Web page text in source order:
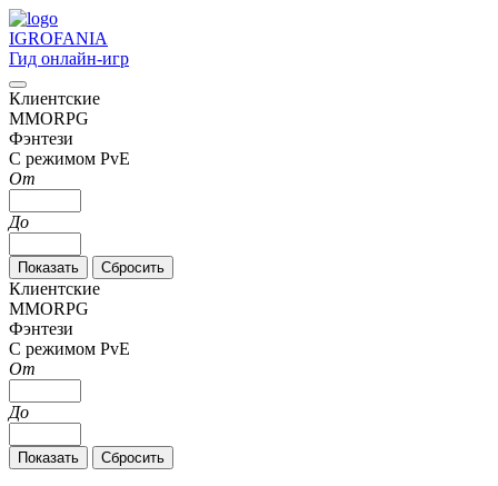
IGROFANIA
Гид онлайн-игр
Клиентские
MMORPG
Фэнтези
С режимом PvE
От
До
Клиентские
MMORPG
Фэнтези
С режимом PvE
От
До